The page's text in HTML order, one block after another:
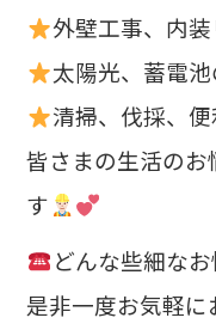
外壁工事、内
太陽光、蓄電
清掃、伐採、
皆さまの生活のお
す
どんな些細な
是非一度お気軽